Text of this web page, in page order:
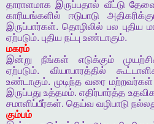
தாராளமாக இருப்பதால் வீட்டு
காரியங்களில்
ஈடுபாடு
இருப்பார்கள்.தொழிலில் பல புதிய
ஏற்படும். புதிய நட்பு உண்டாகும்.
மகரம்
இன்று
நீங்கள் எடுக்கும்
ஏற்படும். வியாபாரத்தில்
உண்டாகும். முடிந்த வரை மற்றவர்கள்
இருப்பது உத்தமம்.எதிர்பார்த்த
சமாளிப்பீர்கள். தெய்வ வழிபாடு
கும்பம்